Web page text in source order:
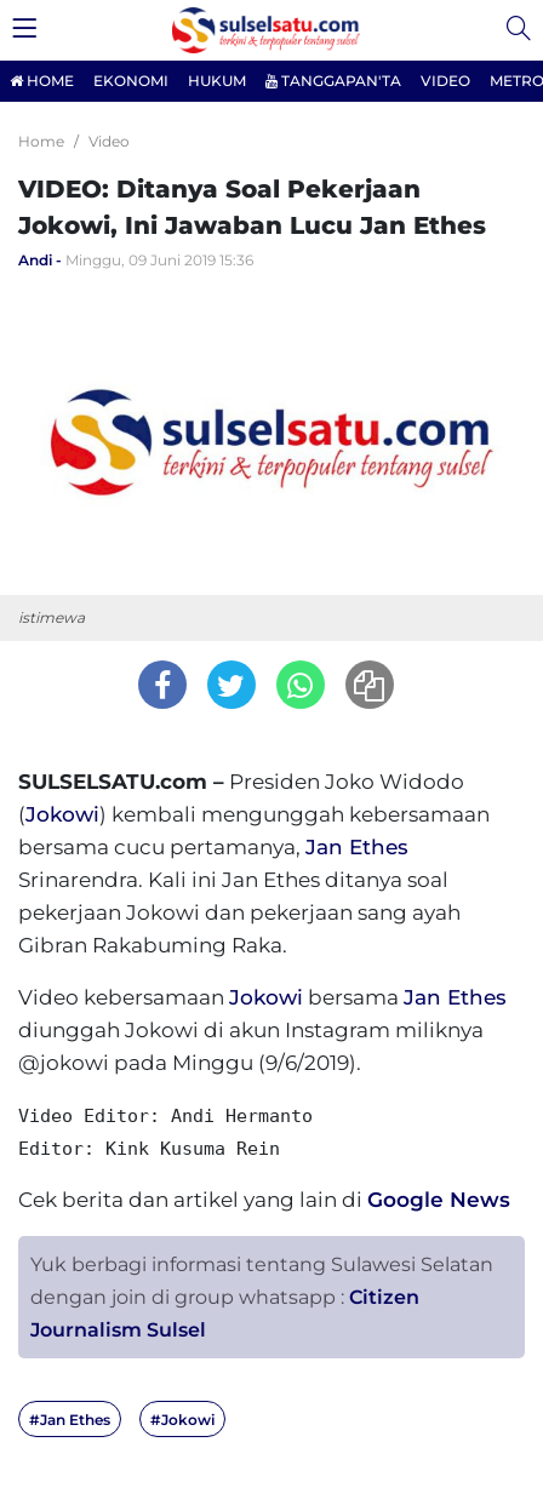
HOME EKONOMI HUKUM TANGGAPAN'TA VIDEO
Home Video
VIDEO: Ditanya Soal Pekerjaan
Jokowi, Ini Jawaban Lucu Jan Ethes
Andi Minggu, 09 Juni 2019 15:36
istimewa
SULSELSATU.com – Presiden Joko Widodo
(Jokowi) kembali mengunggah kebersamaan
bersama cucu pertamanya, Jan Ethes
Srinarendra. Kali ini Jan Ethes ditanya soal
pekerjaan Jokowi dan pekerjaan sang ayah
Gibran Rakabuming Raka.
Video kebersamaan Jokowi bersama Jan Ethes
diunggah Jokowi di akun Instagram miliknya
@jokowi pada Minggu (9/6/2019).
Video Editor: Andi Hermanto
Editor: Kink Kusuma Rein
Cek berita dan artikel yang lain di Google News
Yuk berbagi informasi tentang Sulawesi Selatan
dengan join di group whatsapp : Citizen
Journalism Sulsel
#Jan Ethes #Jokowi